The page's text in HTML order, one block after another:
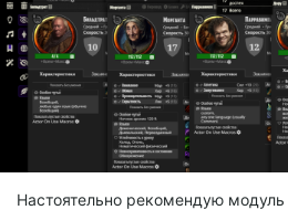
Настоятельно рекомендую модуль